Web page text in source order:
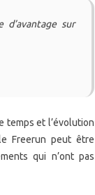
sur
temps et l’évolution
Freerun peut être
qui n’ont pas